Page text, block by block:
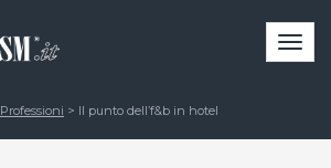
Professioni > Il punto dell’f&b in hotel